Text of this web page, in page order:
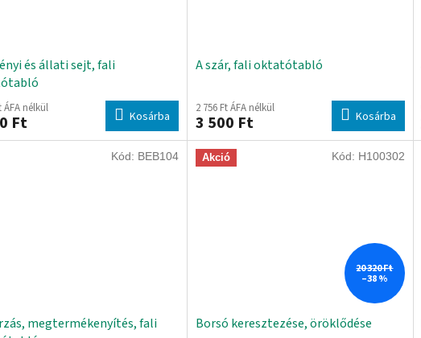
és állati sejt, fali
ÁFA nélkül
Ft Kosárba
A szár, fali oktatótabló
2 756 Ft ÁFA nélkül
3 500 Ft Kosárba
megtermékenyítés, fali
Kód: BEB104 Akció
20 320 Ft
–38 %
Borsó keresztezése, öröklődése
Kód: H100302